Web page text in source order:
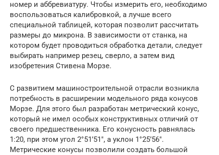
номер и аббревиатуру. Чтобы измерить его, необходимо
воспользоваться калибровкой, а лучше всего
специальной таблицей, которая позволит рассчитать
размеры до микрона. В зависимости от станка, на
котором будет проводиться обработка детали, следует
выбирать например резец, сверло, а затем вид
изобретения Стивена Морзе.
С развитием машиностроительной отрасли возникла
потребность в расширении модельного ряда конусов
Морзе. Для этого был разработан метрический конус,
который не имел особых конструктивных отличий от
своего предшественника. Его конусность равнялась
1:20, при этом угол 2°51’51″, а уклон 1°25’56″.
Метрические конусы позволили создать большой